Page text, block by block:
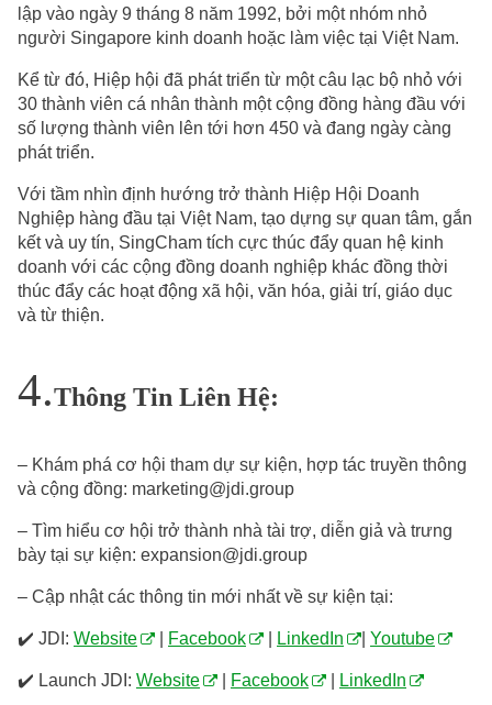
lập vào ngày 9 tháng 8 năm 1992, bởi một nhóm nhỏ
người Singapore kinh doanh hoặc làm việc tại Việt Nam.
Kể từ đó, Hiệp hội đã phát triển từ một câu lạc bộ nhỏ với
30 thành viên cá nhân thành một cộng đồng hàng đầu với
số lượng thành viên lên tới hơn 450 và đang ngày càng
phát triển.
Với tầm nhìn định hướng trở thành Hiệp Hội Doanh
Nghiệp hàng đầu tại Việt Nam, tạo dựng sự quan tâm, gắn
kết và uy tín, SingCham tích cực thúc đẩy quan hệ kinh
doanh với các cộng đồng doanh nghiệp khác đồng thời
thúc đẩy các hoạt động xã hội, văn hóa, giải trí, giáo dục
và từ thiện.
Thông Tin Liên Hệ:
– Khám phá cơ hội tham dự sự kiện, hợp tác truyền thông
và cộng đồng: marketing@jdi.group
– Tìm hiểu cơ hội trở thành nhà tài trợ, diễn giả và trưng
bày tại sự kiện: expansion@jdi.group
– Cập nhật các thông tin mới nhất về sự kiện tại:
✔️ JDI: Website Facebook LinkedIn Youtube
✔️ Launch JDI: Website Facebook LinkedIn